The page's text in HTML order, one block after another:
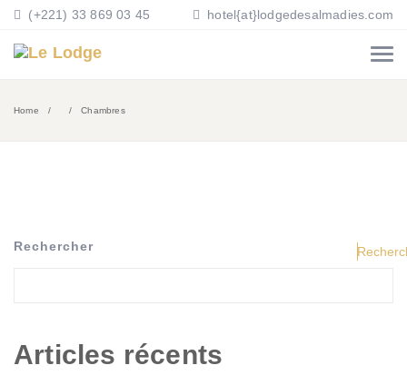
(+221) 33 869 03 45 hotel{at}lodgedesalmadies.com
Home Chambres
Rechercher
Articles récents